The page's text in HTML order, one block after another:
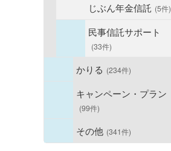
じぶん年金信託 (5件)
民事信託サポート
(33件)
かりる (234件)
キャンペーン・プラン
(99件)
その他 (341件)